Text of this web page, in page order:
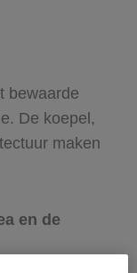
bewaarde
De koepel,
maken
en de